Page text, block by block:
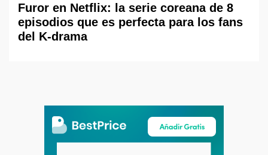
Furor en Netflix: la serie coreana de 8
episodios que es perfecta para los fans
del K-drama